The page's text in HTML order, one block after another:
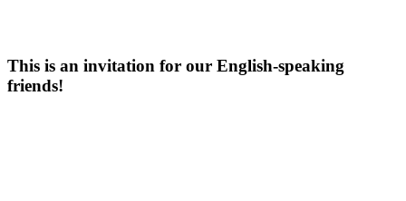
This is an invitation for our English-speaking
friends!